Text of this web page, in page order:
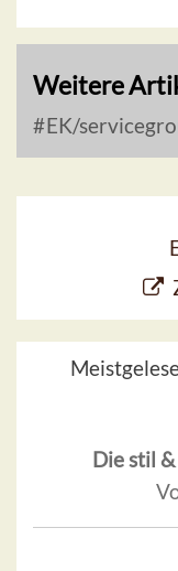
Weitere
EK/
Die stil